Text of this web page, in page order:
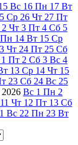
Вс 16 Пн 17 Вт
Ср 26 Чт 27 Пт
2 Чт 3 Пт 4 Сб 5
Пн 14 Вт 15 Ср
Чт 24 Пт 25 Сб
1 Пт 2 Сб 3 Вс 4
13 Ср 14 Чт 15
23 Сб 24 Вс 25
2026 Вс 1 Пн 2
11 Чт 12 Пт 13 Сб
Вс 22 Пн 23 Вт